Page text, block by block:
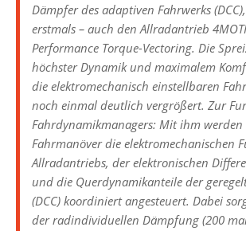
Dämpfer des adaptiven Fahrwerks
erstmals – auch den Allradantrieb
Performance Torque-Vectoring. Die
höchster Dynamik und maximalem
die elektromechanisch einstellbaren
noch einmal deutlich vergrößert. Zur
Fahrdynamikmanagers: Mit ihm werden
Fahrmanöver die elektromechanischen
Allradantriebs, der elektronischen
und die Querdynamikanteile der
(DCC) koordiniert angesteuert. Dabei
der radindividuellen Dämpfung (200